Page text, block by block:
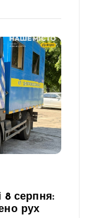
8 серпня:
рух